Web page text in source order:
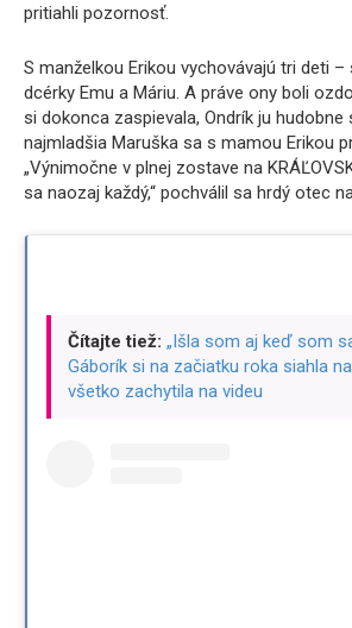
pritiahli pozornosť.
S manželkou Erikou vychovávajú tri deti –
dcérky Emu a Máriu. A práve ony boli
si dokonca zaspievala, Ondrík ju hudobne
najmladšia Maruška sa s mamou Erikou
„Výnimočne v plnej zostave na
sa naozaj každý,“ pochválil sa hrdý otec
Čítajte tiež: „Išla som aj keď som
Gáborík si na začiatku roka siahla
všetko zachytila na videu